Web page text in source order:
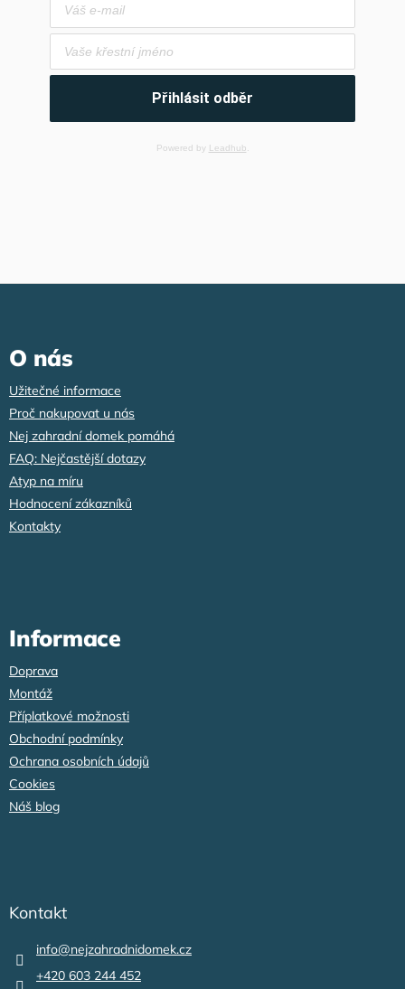
Přihlásit odběr
Powered by Leadhub.
O nás
Užitečné informace
Proč nakupovat u nás
Nej zahradní domek pomáhá
FAQ: Nejčastější dotazy
Atyp na míru
Hodnocení zákazníků
Kontakty
Informace
Doprava
Montáž
Příplatkové možnosti
Obchodní podmínky
Ochrana osobních údajů
Cookies
Náš blog
Kontakt
info@nejzahradnidomek.cz
+420 603 244 452